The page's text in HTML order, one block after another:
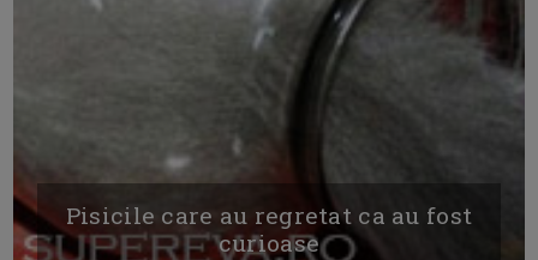
Pisicile care au regretat ca au fost
curioase